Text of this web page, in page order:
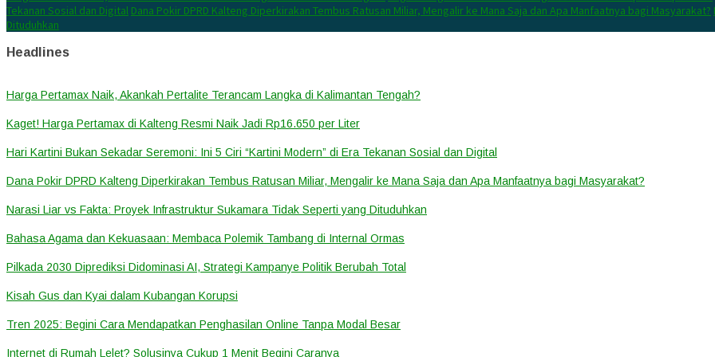
Tekanan Sosial dan Digital Dana Pokir DPRD Kalteng Diperkirakan Tembus Ratusan Miliar, Mengalir ke Mana Saja dan Apa Manfaatnya bagi Masyarakat?
Dituduhkan
Headlines
Harga Pertamax Naik, Akankah Pertalite Terancam Langka di Kalimantan Tengah?
Kaget! Harga Pertamax di Kalteng Resmi Naik Jadi Rp16.650 per Liter
Hari Kartini Bukan Sekadar Seremoni: Ini 5 Ciri “Kartini Modern” di Era Tekanan Sosial dan Digital
Dana Pokir DPRD Kalteng Diperkirakan Tembus Ratusan Miliar, Mengalir ke Mana Saja dan Apa Manfaatnya bagi Masyarakat?
Narasi Liar vs Fakta: Proyek Infrastruktur Sukamara Tidak Seperti yang Dituduhkan
Bahasa Agama dan Kekuasaan: Membaca Polemik Tambang di Internal Ormas
Pilkada 2030 Diprediksi Didominasi AI, Strategi Kampanye Politik Berubah Total
Kisah Gus dan Kyai dalam Kubangan Korupsi
Tren 2025: Begini Cara Mendapatkan Penghasilan Online Tanpa Modal Besar
Internet di Rumah Lelet? Solusinya Cukup 1 Menit Begini Caranya